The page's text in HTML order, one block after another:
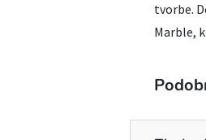
tvorbe.
Marble,